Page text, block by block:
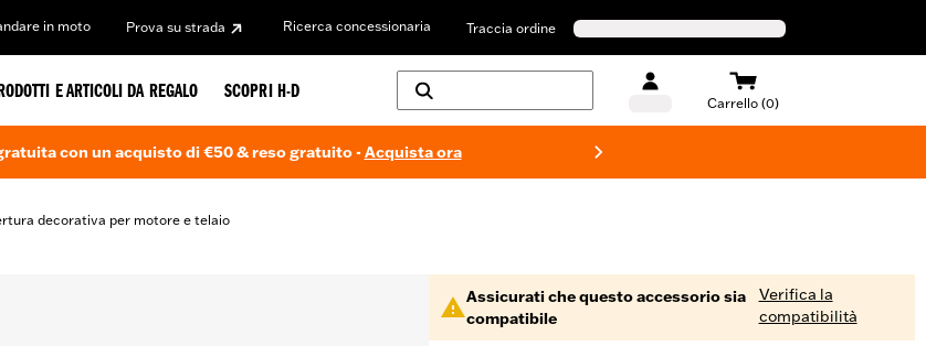
in moto Prova su strada Ricerca concessionaria Traccia ordine
E ARTICOLI DA REGALO SCOPRI H-D
Carrello (0)
con un acquisto di €50 & reso gratuito -Acquista ora
decorativa per motore e telaio
Assicurati che questo accessorio sia
compatibile
Verifica la
compatibilità